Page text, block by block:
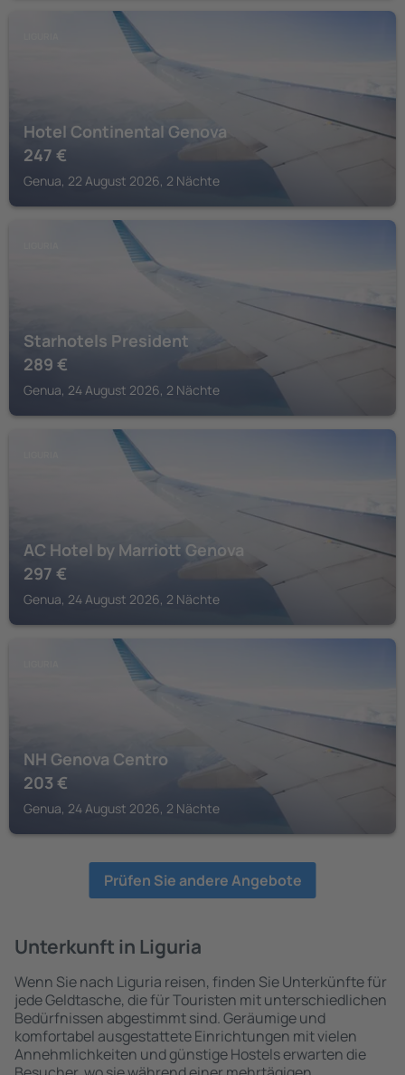
Hotel Continental Genova
247 €
Genua, 22 August 2026, 2 Nächte
Starhotels President
289 €
Genua, 24 August 2026, 2 Nächte
AC Hotel by Marriott Genova
297 €
Genua, 24 August 2026, 2 Nächte
NH Genova Centro
203 €
Genua, 24 August 2026, 2 Nächte
Prüfen Sie andere Angebote
Unterkunft in Liguria
Wenn Sie nach Liguria reisen, finden Sie Unterkünfte für
jede Geldtasche, die für Touristen mit unterschiedlichen
Bedürfnissen abgestimmt sind. Geräumige und
komfortabel ausgestattete Einrichtungen mit vielen
Annehmlichkeiten und günstige Hostels erwarten die